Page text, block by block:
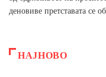
деновиве претставата се
НАЈНОВО